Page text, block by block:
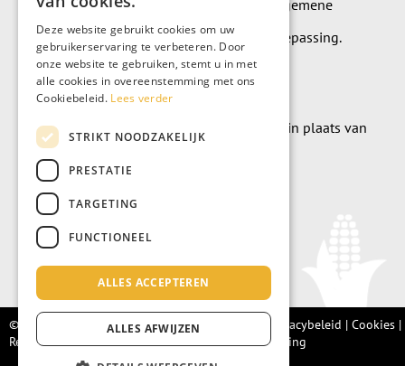
Op alle leveringen en diensten zijn onze algemene
leverings- en betalingsvoorwaarden van toepassing.
Algemene voorwaarden
Wilt u geld doneren? Dat kan uiteraard ook in plaats van
meubels te kopen.
Doneer
© Living Fair 2022 – Algemene voorwaarden Privacybeleid | Cookies |
Retourbeleid |Integriteitsprotocol|Klachtenregeling
Deze website gebruikt cookies om uw
gebruikerservaring te verbeteren. Door
onze website te gebruiken, stemt u in met
alle cookies in overeenstemming met ons
Cookiebeleid. Lees verder
STRIKT NOODZAKELIJK
PRESTATIE
TARGETING
FUNCTIONEEL
ALLES ACCEPTEREN
ALLES AFWIJZEN